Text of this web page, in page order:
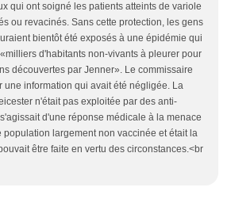
qui ont soigné les patients atteints de variole
ou revacinés. Sans cette protection, les gens
bientôt été exposés à une épidémie qui
d'habitants non-vivants à pleurer pour
découvertes par Jenner». Le commissaire
une information qui avait été négligée. La
n'était pas exploitée par des anti-
d'une réponse médicale à la menace
population largement non vaccinée et était la
être faite en vertu des circonstances.<br